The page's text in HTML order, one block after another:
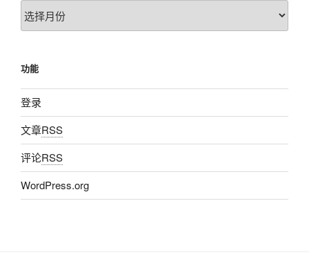
文
章
功能
登录
文章RSS
评论RSS
WordPress.org